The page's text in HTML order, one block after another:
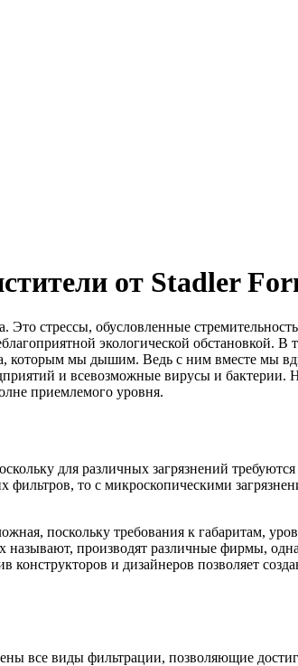
от Stadler
Это стрессы, обусловленные
экологической обстановкой.
которым мы дышим. Ведь с ним вместе мы
и всевозможные вирусы и бактерии.
приемлемого уровня.
для различных загрязнений
то с микроскопическими
поскольку требования к габаритам,
называют, производят различные фирмы,
и дизайнеров позволяет
все виды фильтрации, позволяющие